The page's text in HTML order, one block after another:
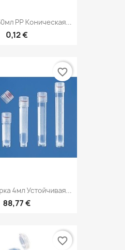
PP Коническая...
0,12 €
4мл Устойчивая...
88,77 €
favorite_border
favorite_border